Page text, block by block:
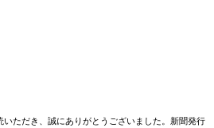
いただき、誠にありがとうございました。新聞発行